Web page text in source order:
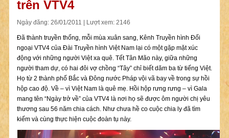
trên VTV4
Ngày đăng: 26/01/2011 | Lượt xem: 2146
Đã thành truyền thống, mỗi mùa xuân sang, Kênh Truyền hình Đối
ngoại VTV4 của Đài Truyền hình Việt Nam lại có một gặp mặt xúc
động với những người Việt xa quê. Tết Tân Mão này, giữa những
người tham dự, có hai đôi vợ chồng “Tây” chỉ biết dăm ba từ tiếng Việt.
Họ từ 2 thành phố Bắc và Đông nước Pháp vội vã bay về trong sự hồi
hộp cao độ. Về – vì Việt Nam là quê mẹ. Hồi hộp rưng rưng – vì Gala
mang tên “Ngày trở về” của VTV4 là nơi họ sẽ được ôm người chị yêu
thương sau 56 năm chia cách. Như chưa hề co cuộc chia ly đã tìm
kiếm và cùng thực hiện cuộc đoàn tụ này.